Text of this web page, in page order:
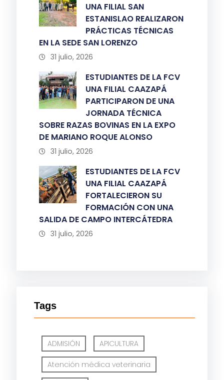
UNA FILIAL SAN
ESTANISLAO REALIZARON
PRÁCTICAS TÉCNICAS
EN LA SEDE SAN LORENZO
31 julio, 2026
ESTUDIANTES DE LA FCV
UNA FILIAL CAAZAPÁ
PARTICIPARON DE UNA
JORNADA TÉCNICA
SOBRE RAZAS BOVINAS EN LA EXPO
DE MARIANO ROQUE ALONSO
31 julio, 2026
ESTUDIANTES DE LA FCV
UNA FILIAL CAAZAPÁ
FORTALECIERON SU
FORMACIÓN CON UNA
SALIDA DE CAMPO INTERCÁTEDRA
31 julio, 2026
Tags
ADMISIÓN APICULTURA
Atención médica veterinaria